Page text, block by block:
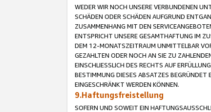
WEDER WIR NOCH UNSERE VERBUNDENEN
SCHÄDEN ODER SCHÄDEN AUFGRUND
ZUSAMMENHANG MIT DEN
ENTSPRICHT UNSERE GESAMTHAFTUNG IM
DEM 12-MONATSZEITRAUM UNMITTELBAR
GEZAHLTEN ODER NOCH AN SIE ZU
EINSCHLIESSLICH DES RECHTS AUF
BESTIMMUNG DIESES ABSATZES BEGRÜNDET
EINGESCHRÄNKT WERDEN KÖNNEN.
9.Haftungsfreistellung
SOFERN UND SOWEIT EIN